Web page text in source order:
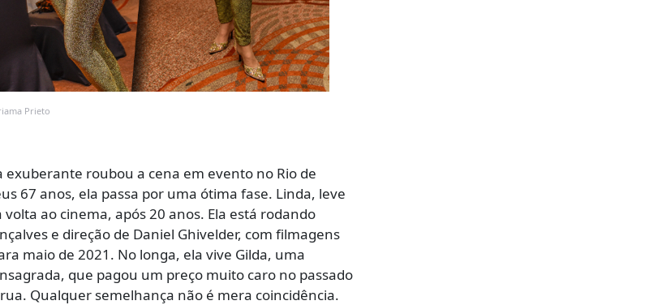
Prieto
roubou a cena em evento no Rio de
67 anos, ela passa por uma ótima fase. Linda, leve
ao cinema, após 20 anos. Ela está rodando
e direção de Daniel Ghivelder, com filmagens
maio de 2021. No longa, ela vive Gilda, uma
que pagou um preço muito caro no passado
Qualquer semelhança não é mera coincidência.